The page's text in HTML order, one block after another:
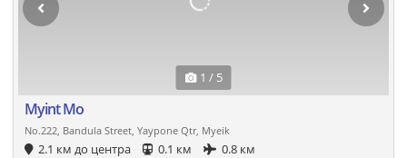
1 / 5
Myint Mo
No.222, Bandula Street, Yaypone Qtr, Myeik
2.1 км до центра 0.1 км
0.8 км